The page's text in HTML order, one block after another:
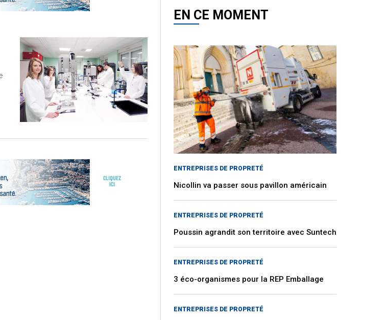
EN CE MOMENT
ENTREPRISES DE PROPRETÉ
Nicollin va passer sous pavillon américain
ENTREPRISES DE PROPRETÉ
Poussin agrandit son territoire avec Suntech
ENTREPRISES DE PROPRETÉ
3 éco-organismes pour la REP Emballage
ENTREPRISES DE PROPRETÉ